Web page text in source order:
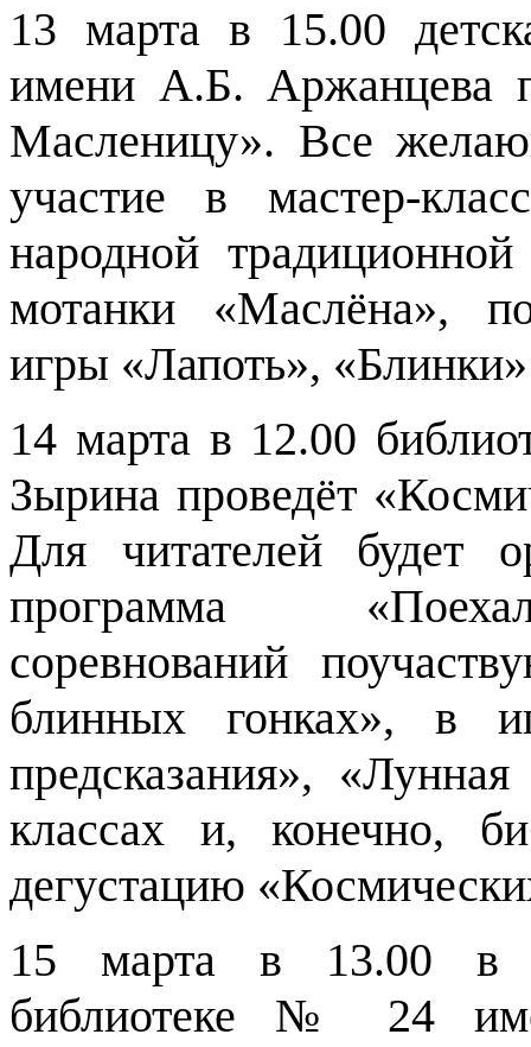
13 марта в 15.00
имени А.Б. Аржанцева
Масленицу». Все
участие в мастер-
народной
мотанки «Маслёна»,
игры «Лапоть»,
14 марта в 12.00
Зырина проведёт
Для читателей будет
программа
соревнований
блинных гонках», в
предсказания»,
классах и, конечно,
дегустацию
15 марта в 13.00 в
библиотеке № 24